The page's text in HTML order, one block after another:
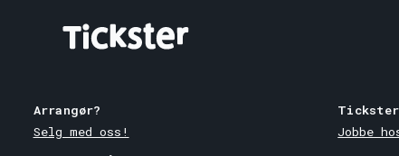
Arrangør?
Selg med oss!
Tickster
Jobbe